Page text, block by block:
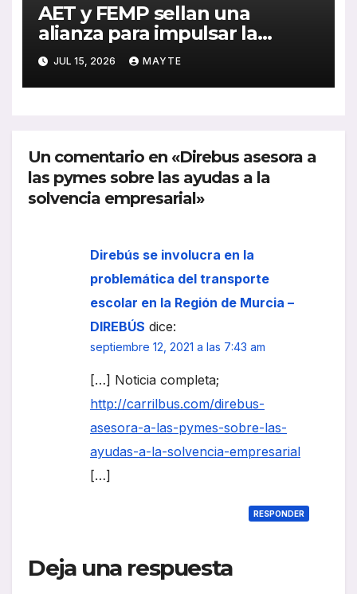
AET y FEMP sellan una
alianza para impulsar la
movilidad inteligente en las
ciudades españolas
JUL 15, 2026 MAYTE
Un comentario en «Direbus asesora a
las pymes sobre las ayudas a la
solvencia empresarial»
Direbús se involucra en la
problemática del transporte
escolar en la Región de Murcia –
DIREBÚS dice:
septiembre 12, 2021 a las 7:43 am
[…] Noticia completa;
http://carrilbus.com/direbus-
asesora-a-las-pymes-sobre-las-
ayudas-a-la-solvencia-empresarial
[…]
RESPONDER
Deja una respuesta